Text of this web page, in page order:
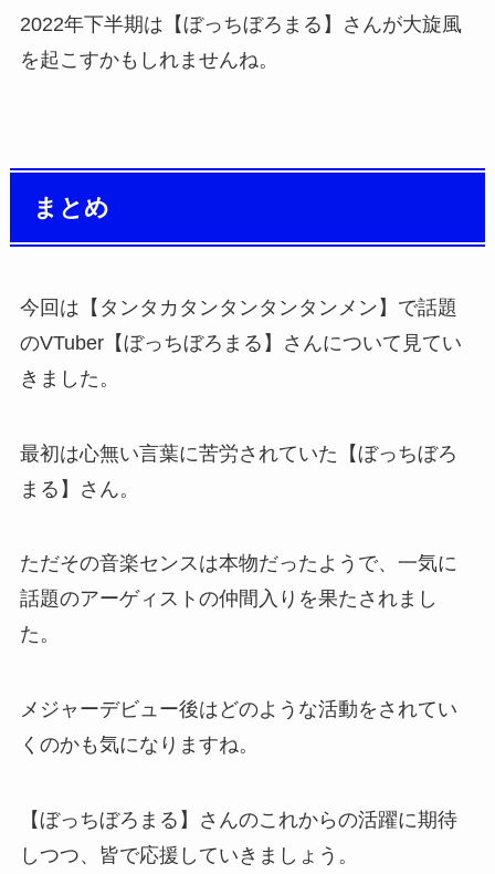
2022年下半期は【ぼっちぼろまる】さんが大旋風
を起こすかもしれませんね。
まとめ
今回は【タンタカタンタンタンタンメン】で話題
のVTuber【ぼっちぼろまる】さんについて見てい
きました。
最初は心無い言葉に苦労されていた【ぼっちぼろ
まる】さん。
ただその音楽センスは本物だったようで、一気に
話題のアーゲィストの仲間入りを果たされまし
た。
メジャーデビュー後はどのような活動をされてい
くのかも気になりますね。
【ぼっちぼろまる】さんのこれからの活躍に期待
しつつ、皆で応援していきましょう。